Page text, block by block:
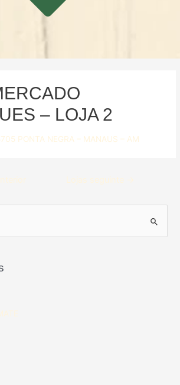
– LOJA 2
PONTA NEGRA – MANAUS – AM
Lojas seguinte →